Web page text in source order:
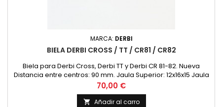
MARCA: DERBI
BIELA DERBI CROSS / TT / CR81 / CR82
Biela para Derbi Cross, Derbi TT y Derbi CR 81-82. Nueva
Distancia entre centros: 90 mm. Jaula Superior: 12x16x15 Jaula
Inferior: 16x22x12 Medida Bulon Cigueñal: 16x51 Diametro
Superior 16 Diametro Interior 22
Precio
70,00 €
 Añadir al carro